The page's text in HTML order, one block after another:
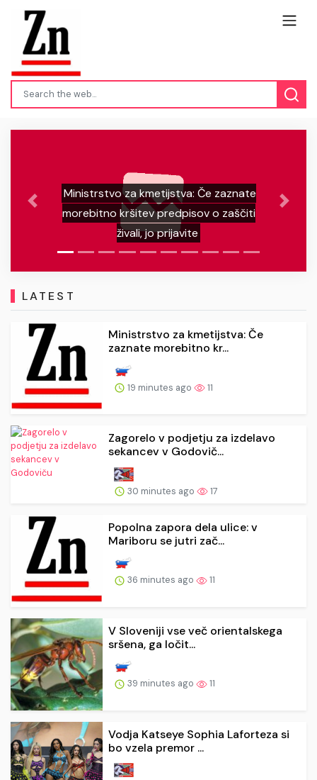
kmetijstva: Če zaznate
predpisov o zaščiti
Zagorelo v
Previous Next
LATEST
Ministrstvo za kmetijstva: Če
zaznate morebitno kr...
19 minutes ago 11
Zagorelo v podjetju za izdelavo
sekancev v Godovič...
30 minutes ago 17
Popolna zapora dela ulice: v
Mariboru se jutri zač...
36 minutes ago 11
V Sloveniji vse več orientalskega
sršena, ga ločit...
39 minutes ago 11
Vodja Katseye Sophia Laforteza si
bo vzela premor ...